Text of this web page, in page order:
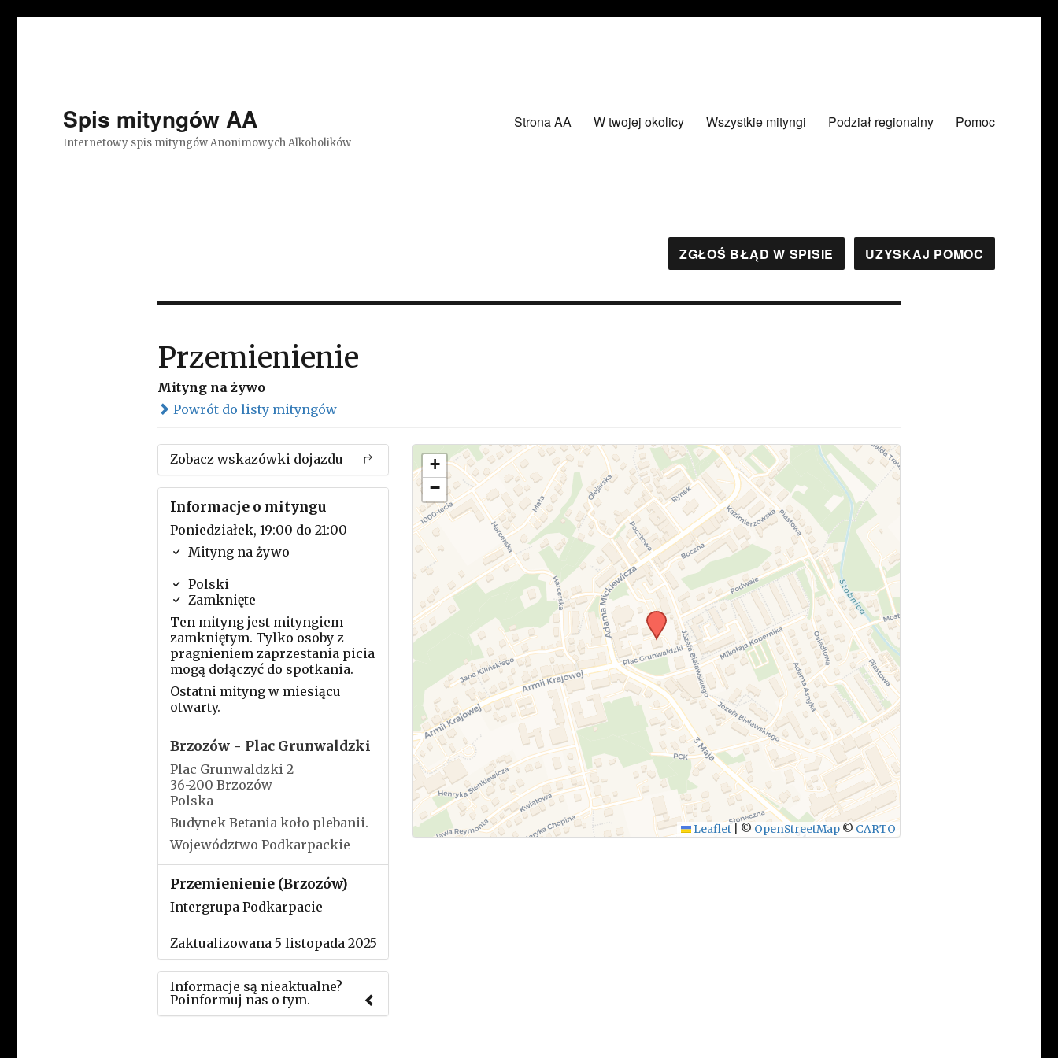
Spis mityngów AA
Internetowy spis mityngów Anonimowych Alkoholików
Strona AA W twojej okolicy Wszystkie mityngi Podział regionalny Pomoc
ZGŁOŚ BŁĄD W SPISIE UZYSKAJ POMOC
Przemienienie
Mityng na żywo
Powrót do listy mityngów
Zobacz wskazówki dojazdu
Informacje o mityngu
Poniedziałek, 19:00 do 21:00
Mityng na żywo
Polski
Zamknięte
Ten mityng jest mityngiem
zamkniętym. Tylko osoby z
pragnieniem zaprzestania picia
mogą dołączyć do spotkania.
Ostatni mityng w miesiącu
otwarty.
Brzozów - Plac Grunwaldzki
Plac Grunwaldzki 2
36-200 Brzozów
Polska
Budynek Betania koło plebanii.
Województwo Podkarpackie
Przemienienie (Brzozów)
Intergrupa Podkarpacie
Zaktualizowana 5 listopada 2025
Informacje są nieaktualne?
Poinformuj nas o tym.
+
−
Leaflet © OpenStreetMap © CARTO